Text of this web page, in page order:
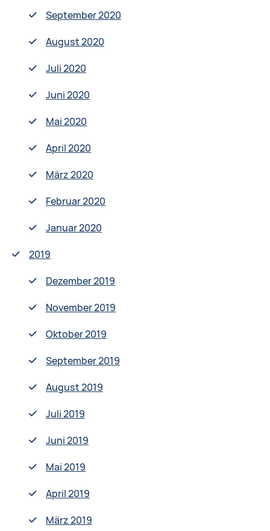
September 2020
August 2020
Juli 2020
Juni 2020
Mai 2020
April 2020
März 2020
Februar 2020
Januar 2020
2019
Dezember 2019
November 2019
Oktober 2019
September 2019
August 2019
Juli 2019
Juni 2019
Mai 2019
April 2019
März 2019